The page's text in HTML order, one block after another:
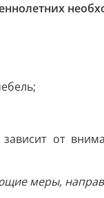
от
меры,